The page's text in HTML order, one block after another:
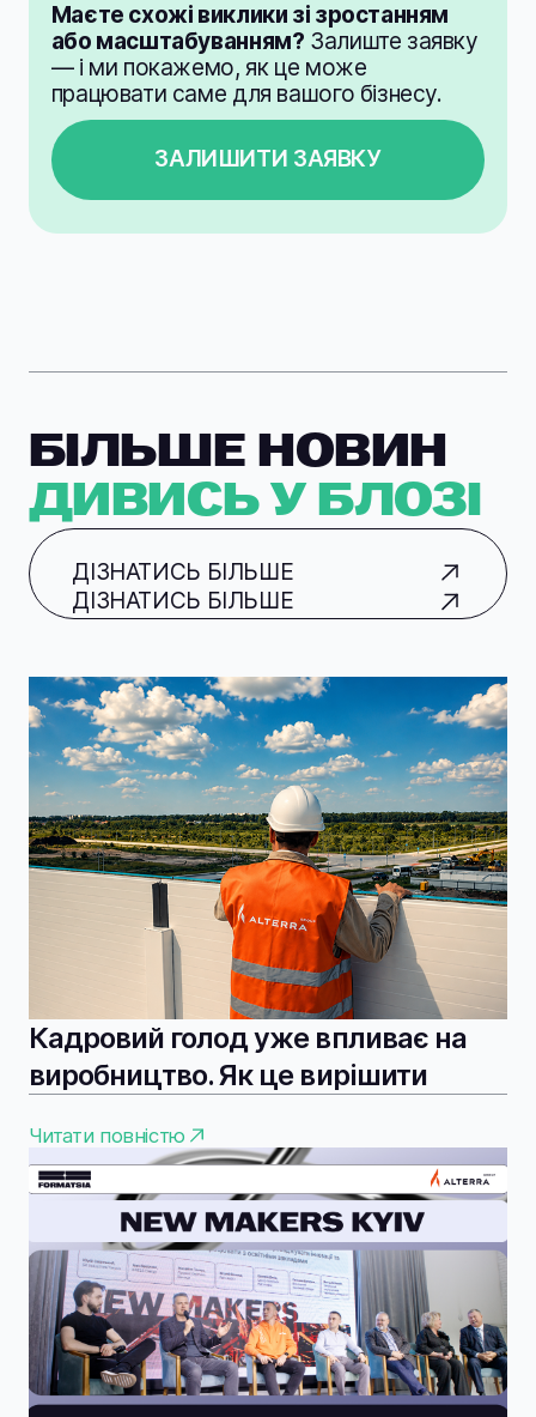
Маєте схожі виклики зі зростанням
або масштабуванням? Залиште заявку
— і ми покажемо, як це може
працювати саме для вашого бізнесу.
ЗАЛИШИТИ ЗАЯВКУ
БІЛЬШЕ НОВИН
ДИВИСЬ У БЛОЗІ
ДІЗНАТИСЬ БІЛЬШЕ
ДІЗНАТИСЬ БІЛЬШЕ
Кадровий голод уже впливає на
виробництво. Як це вирішити
Читати повністю